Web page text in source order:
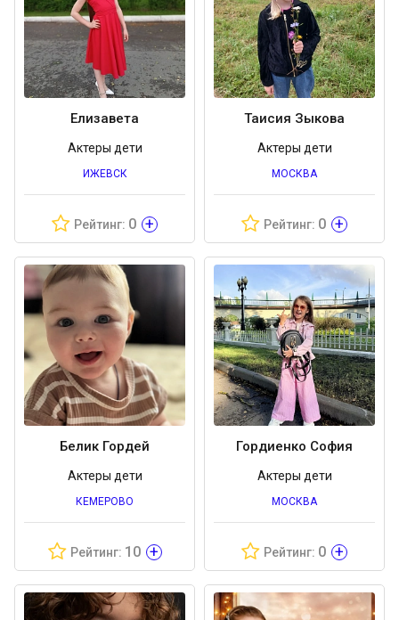
Елизавета
Актеры дети
ИЖЕВСК
Рейтинг: 0 +
Таисия Зыкова
Актеры дети
МОСКВА
Рейтинг: 0 +
Белик Гордей
Актеры дети
КЕМЕРОВО
Рейтинг: 10 +
Гордиенко София
Актеры дети
МОСКВА
Рейтинг: 0 +